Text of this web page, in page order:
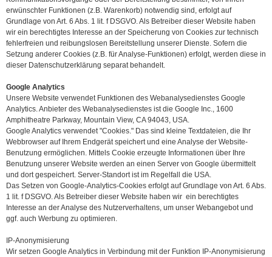
erwünschter Funktionen (z.B. Warenkorb) notwendig sind, erfolgt auf
Grundlage von Art. 6 Abs. 1 lit. f DSGVO. Als Betreiber dieser Website haben
wir ein berechtigtes Interesse an der Speicherung von Cookies zur technisch
fehlerfreien und reibungslosen Bereitstellung unserer Dienste. Sofern die
Setzung anderer Cookies (z.B. für Analyse-Funktionen) erfolgt, werden diese in
dieser Datenschutzerklärung separat behandelt.
Google Analytics
Unsere Website verwendet Funktionen des Webanalysedienstes Google
Analytics. Anbieter des Webanalysedienstes ist die Google Inc., 1600
Amphitheatre Parkway, Mountain View, CA 94043, USA.
Google Analytics verwendet "Cookies." Das sind kleine Textdateien, die Ihr
Webbrowser auf Ihrem Endgerät speichert und eine Analyse der Website-
Benutzung ermöglichen. Mittels Cookie erzeugte Informationen über Ihre
Benutzung unserer Website werden an einen Server von Google übermittelt
und dort gespeichert. Server-Standort ist im Regelfall die USA.
Das Setzen von Google-Analytics-Cookies erfolgt auf Grundlage von Art. 6 Abs.
1 lit. f DSGVO. Als Betreiber dieser Website haben wir ein berechtigtes
Interesse an der Analyse des Nutzerverhaltens, um unser Webangebot und
ggf. auch Werbung zu optimieren.
IP-Anonymisierung
Wir setzen Google Analytics in Verbindung mit der Funktion IP-Anonymisierung